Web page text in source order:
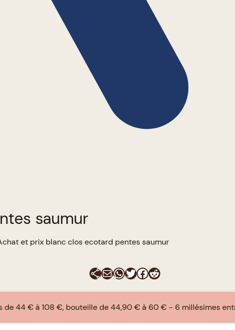
saumur
et prix blanc clos ecotard pentes saumur
E-mailWhatsApp
Twitter
Facebook
Reddit
de 44 € à 108 €, bouteille de 44,90 € à 60 € 6 millésimes